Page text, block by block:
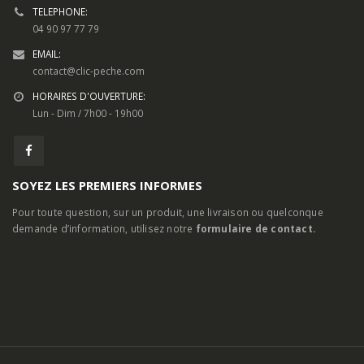
Restez en contact
INFORMATIONS DE CONTACT
ADRESSE:
24, Routes d’Arles, 13460 Saintes-Maries-de-la-Mer